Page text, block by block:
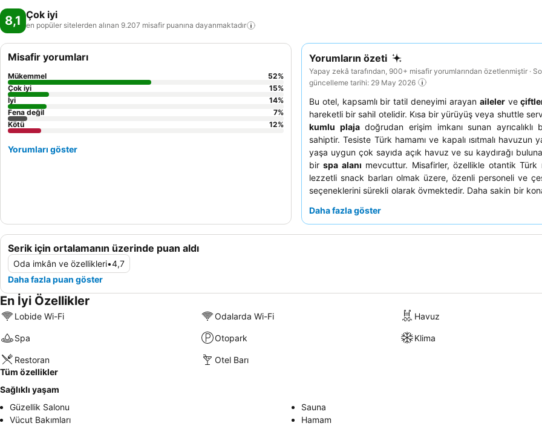
8,1 Çok iyi
en popüler sitelerden alınan 9.207 misafir puanına dayanmaktadır
Yorumların özeti
Yapay zekâ tarafından, 900+ misafir yorumlarından özetlenmiştir ·
güncelleme tarihi: 29 May 2026
Bu otel, kapsamlı bir tatil deneyimi arayan ailelerve
hareketli bir sahil otelidir. Kısa bir yürüyüş veya shuttle
kumlu plajadoğrudan erişim imkanı sunan ayrıcalıklı
sahiptir. Tesiste Türk hamamı ve kapalı ısıtmalı havuzun
yaşa uygun çok sayıda açık havuz ve su kaydırağı
birspa alanı mevcuttur. Misafirler, özellikle otantik Türk
lezzetli snack barları olmak üzere, özenli personeli ve
seçeneklerini sürekli olarak övmektedir. Daha sakin bir
Daha fazla göster
Serik için ortalamanın üzerinde puan aldı
Oda imkân ve özellikleri•4,7
Daha fazla puan göster
Misafir yorumları
Mükemmel 52%
Çok iyi
15%
İyi
14%
Fena değil
7%
Kötü
12%
Yorumları göster
En İyi Özellikler
Lobide Wi-Fi Odalarda Wi-Fi Havuz
Spa Otopark Klima
Restoran
Otel Barı
Tüm özellikler
Sağlıklı yaşam
Güzellik Salonu
Sauna
Vücut Bakımları
Hamam